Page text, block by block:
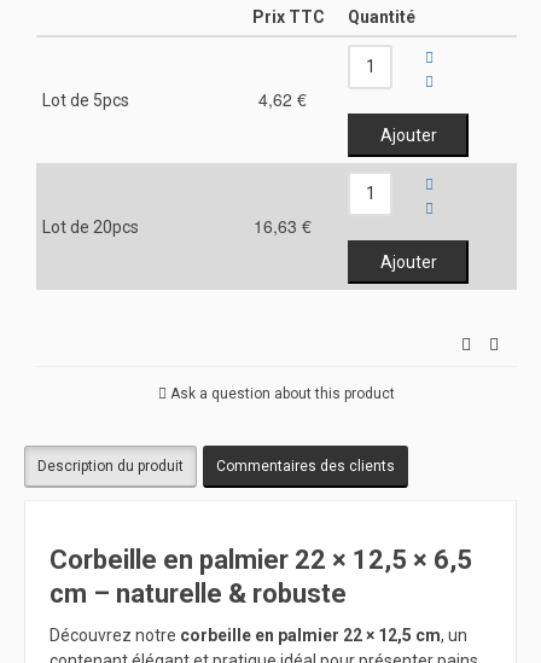
Prix TTC Quantité
Lot de 5pcs 4,62 €
Lot de 20pcs 16,63 €
Ask a question about this product
Description du produit Commentaires des clients
Corbeille en palmier 22 × 12,5 × 6,5
cm – naturelle & robuste
Découvrez notre corbeille en palmier 22 × 12,5 cm, un